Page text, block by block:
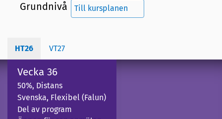
Grundnivå
Till kursplanen
HT26 VT27
Vecka 36
50%, Distans
Svenska, Flexibel (Falun)
Del av program